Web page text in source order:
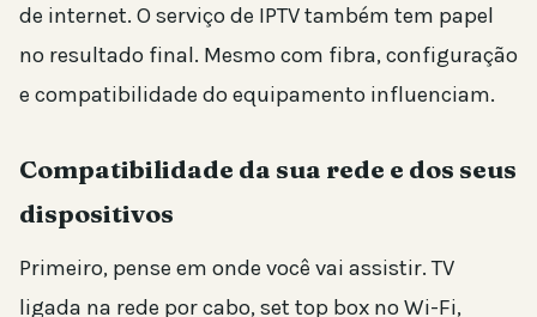
de internet. O serviço de IPTV também tem papel
no resultado final. Mesmo com fibra, configuração
e compatibilidade do equipamento influenciam.
Compatibilidade da sua rede e dos seus
dispositivos
Primeiro, pense em onde você vai assistir. TV
ligada na rede por cabo, set top box no Wi-Fi,